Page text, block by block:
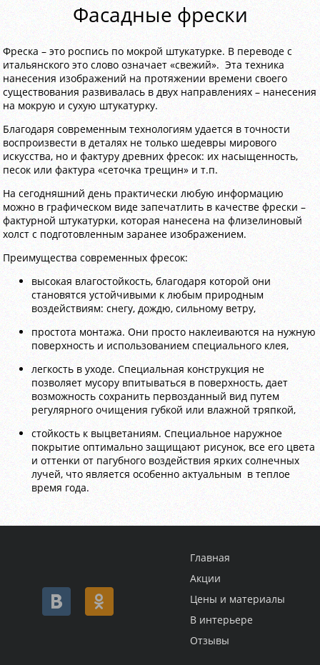
Фасадные фрески
Фреска – это роспись по мокрой штукатурке. В переводе с
итальянского это слово означает «свежий». Эта техника
нанесения изображений на протяжении времени своего
существования развивалась в двух направлениях – нанесения
на мокрую и сухую штукатурку.
Благодаря современным технологиям удается в точности
воспроизвести в деталях не только шедевры мирового
искусства, но и фактуру древних фресок: их насыщенность,
песок или фактура «сеточка трещин» и т.п.
На сегодняшний день практически любую информацию
можно в графическом виде запечатлить в качестве фрески –
фактурной штукатурки, которая нанесена на флизелиновый
холст с подготовленным заранее изображением.
Преимущества современных фресок:
высокая влагостойкость, благодаря которой они
становятся устойчивыми к любым природным
воздействиям: снегу, дождю, сильному ветру,
простота монтажа. Они просто наклеиваются на нужную
поверхность и использованием специального клея,
легкость в уходе. Специальная конструкция не
позволяет мусору впитываться в поверхность, дает
возможность сохранить первозданный вид путем
регулярного очищения губкой или влажной тряпкой,
стойкость к выцветаниям. Специальное наружное
покрытие оптимально защищают рисунок, все его цвета
и оттенки от пагубного воздействия ярких солнечных
лучей, что является особенно актуальным в теплое
время года.
Главная
Акции
Цены и материалы
В интерьере
Отзывы